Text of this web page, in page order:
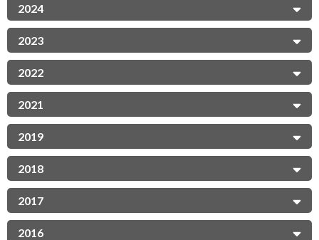
2024
2023
2022
2021
2019
2018
2017
2016